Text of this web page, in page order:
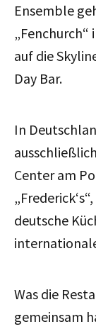
Ensemble
auf die
Day Bar.
In
Center am
deutsche
Was die
gemeinsam